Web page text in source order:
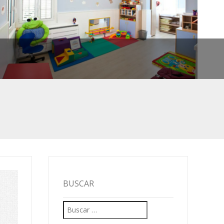
BUSCAR
Buscar: